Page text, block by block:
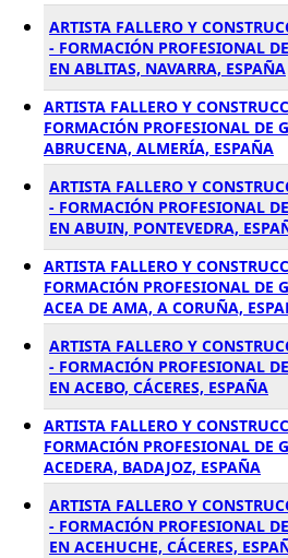
ARTISTA FALLERO Y
- FORMACIÓN PROFESIONAL
EN ABLITAS, NAVARRA, ESPAÑA
ARTISTA FALLERO Y
FORMACIÓN PROFESIONAL DE
ABRUCENA, ALMERÍA, ESPAÑA
ARTISTA FALLERO Y
- FORMACIÓN PROFESIONAL
EN ABUIN, PONTEVEDRA,
ARTISTA FALLERO Y
FORMACIÓN PROFESIONAL DE
ACEA DE AMA, A CORUÑA,
ARTISTA FALLERO Y
- FORMACIÓN PROFESIONAL
EN ACEBO, CÁCERES, ESPAÑA
ARTISTA FALLERO Y
FORMACIÓN PROFESIONAL DE
ACEDERA, BADAJOZ, ESPAÑA
ARTISTA FALLERO Y
- FORMACIÓN PROFESIONAL
EN ACEHUCHE, CÁCERES,